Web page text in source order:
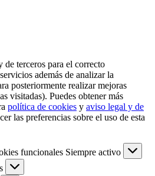
terceros para el correcto
además de analizar la
posteriormente realizar mejoras
visitadas). Puedes obtener más
política de cookies y aviso legal y de
las preferencias sobre el uso de esta
funcionales Siempre activo